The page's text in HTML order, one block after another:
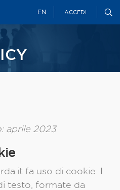
EN ACCEDI
aprile 2023
fa uso di cookie. I
testo, formate da